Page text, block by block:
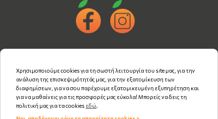
Χρησιμοποιούμε cookies για τη σωστή λειτουργία του site μας, για την
ανάλυση της επισκεψιμότητάς μας, για την εξατομίκευση των
διαφημίσεων, για να σου παρέχουμε εξατομικευμένη εξυπηρέτηση και
για να μαθαίνεις για τις προσφορές μας εύκολα! Μπορείς να δεις τη
πολιτική μας για τα cookies εδώ.